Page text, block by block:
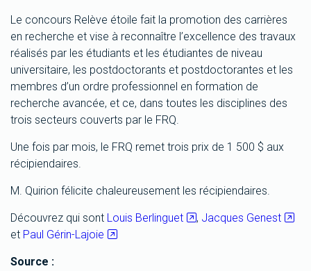
Le concours Relève étoile fait la promotion des carrières
en recherche et vise à reconnaître l’excellence des travaux
réalisés par les étudiants et les étudiantes de niveau
universitaire, les postdoctorants et postdoctorantes et les
membres d’un ordre professionnel en formation de
recherche avancée, et ce, dans toutes les disciplines des
trois secteurs couverts par le FRQ.
Une fois par mois, le FRQ remet trois prix de 1 500 $ aux
récipiendaires.
M. Quirion félicite chaleureusement les récipiendaires.
Découvrez qui sont Louis Berlinguet , Jacques Genest
et Paul Gérin-Lajoie
Source :